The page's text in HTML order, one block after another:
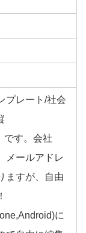
プレート/社会
です。会社
メールアドレ
ますが、自由
に